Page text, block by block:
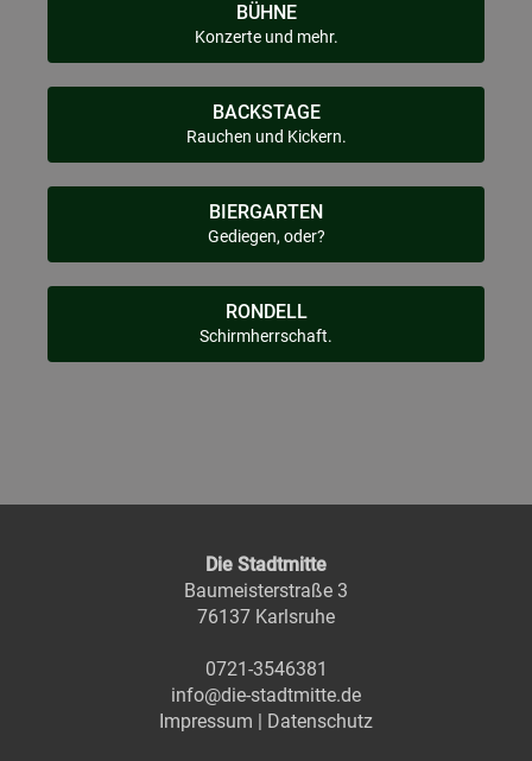
BÜHNE
Konzerte und mehr.
BACKSTAGE
Rauchen und Kickern.
BIERGARTEN
Gediegen, oder?
RONDELL
Schirmherrschaft.
Die Stadtmitte
Baumeisterstraße 3
76137 Karlsruhe
0721-3546381
info@die-stadtmitte.de
Impressum | Datenschutz